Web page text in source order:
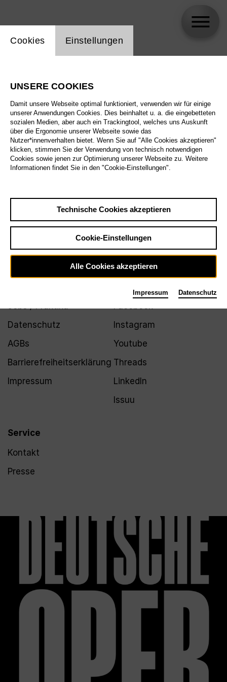
Biographie
Spielplan
Jobs / Praktika
Datenschutz
AGBs
Barrierefreiheitserklärung
Impressum
Service
Kontakt
Presse
Facebook
Instagram
Youtube
Threads
LinkedIn
Issuu
Einstellung Website Cookie
Cookies Einstellungen
UNSERE COOKIES
Damit unsere Webseite optimal funktioniert, verwenden wir für einige
unserer Anwendungen Cookies. Dies beinhaltet u. a. die eingebetteten
sozialen Medien, aber auch ein Trackingtool, welches uns Auskunft
über die Ergonomie unserer Webseite sowie das
Nutzer*innenverhalten bietet. Wenn Sie auf "Alle Cookies akzeptieren"
klicken, stimmen Sie der Verwendung von technisch notwendigen
Cookies sowie jenen zur Optimierung unserer Webseite zu. Weitere
Informationen findet Sie in den "Cookie-Einstellungen".
Technische Cookies akzeptieren
Cookie-Einstellungen
Alle Cookies akzeptieren
Impressum Datenschutz